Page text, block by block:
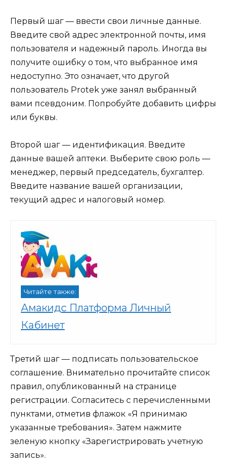
Первый шаг — ввести свои личные данные.
Введите свой адрес электронной почты, имя
пользователя и надежный пароль. Иногда вы
получите ошибку о том, что выбранное имя
недоступно. Это означает, что другой
пользователь Protek уже занял выбранный
вами псевдоним. Попробуйте добавить цифры
или буквы.
Второй шаг — идентификация. Введите
данные вашей аптеки. Выберите свою роль —
менеджер, первый председатель, бухгалтер.
Введите название вашей организации,
текущий адрес и налоговый номер.
Читайте также:
Амакидс Платформа Личный
Кабинет
Третий шаг — подписать пользовательское
соглашение. Внимательно прочитайте список
правил, опубликованный на странице
регистрации. Согласитесь с перечисленными
пунктами, отметив флажок «Я принимаю
указанные требования». Затем нажмите
зеленую кнопку «Зарегистрировать учетную
запись».